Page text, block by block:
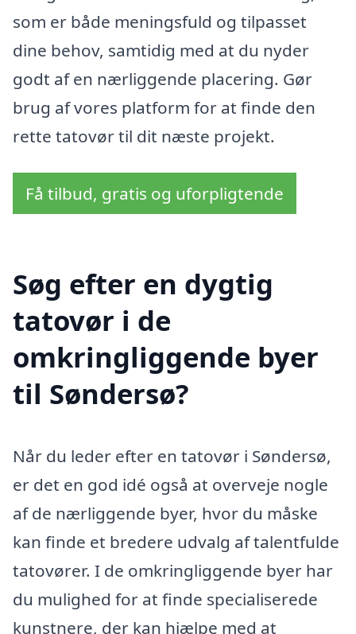
som er både meningsfuld og tilpasset
dine behov, samtidig med at du nyder
godt af en nærliggende placering. Gør
brug af vores platform for at finde den
rette tatovør til dit næste projekt.
Få tilbud, gratis og uforpligtende
Søg efter en dygtig
tatovør i de
omkringliggende byer
til Søndersø?
Når du leder efter en tatovør i Søndersø,
er det en god idé også at overveje nogle
af de nærliggende byer, hvor du måske
kan finde et bredere udvalg af talentfulde
tatovører. I de omkringliggende byer har
du mulighed for at finde specialiserede
kunstnere, der kan hjælpe med at